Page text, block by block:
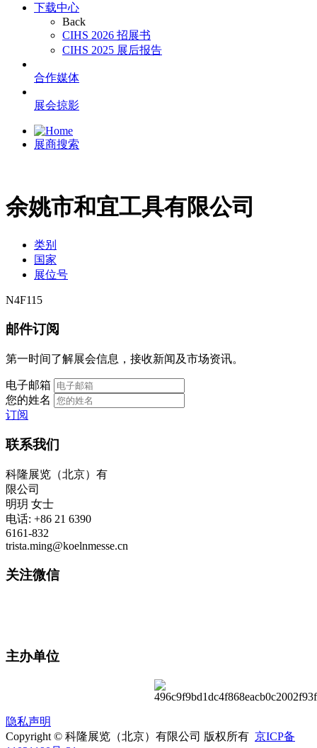
下载中心
Back
CIHS 2026 招展书
CIHS 2025 展后报告
合作媒体
展会掠影
展商搜索
余姚市和宜工具有限公司
类别
国家
展位号
N4F115
邮件订阅
第一时间了解展会信息，接收新闻及市场资讯。
电子邮箱
您的姓名
订阅
联系我们
科隆展览（北京）有
限公司
明玥 女士
电话: +86 21 6390
6161-832
trista.ming@koelnmesse.cn
关注微信
主办单位
隐私声明
Copyright © 科隆展览（北京）有限公司 版权所有 京ICP备